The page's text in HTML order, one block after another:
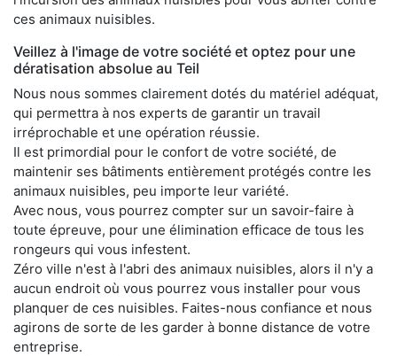
ces animaux nuisibles.
Veillez à l'image de votre société et optez pour une
dératisation absolue au Teil
Nous nous sommes clairement dotés du matériel adéquat,
qui permettra à nos experts de garantir un travail
irréprochable et une opération réussie.
Il est primordial pour le confort de votre société, de
maintenir ses bâtiments entièrement protégés contre les
animaux nuisibles, peu importe leur variété.
Avec nous, vous pourrez compter sur un savoir-faire à
toute épreuve, pour une élimination efficace de tous les
rongeurs qui vous infestent.
Zéro ville n'est à l'abri des animaux nuisibles, alors il n'y a
aucun endroit où vous pourrez vous installer pour vous
planquer de ces nuisibles. Faites-nous confiance et nous
agirons de sorte de les garder à bonne distance de votre
entreprise.